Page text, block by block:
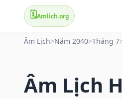
🗓️Amlich.org
Âm Lịch>Năm 2040>Tháng 7
Âm Lịch